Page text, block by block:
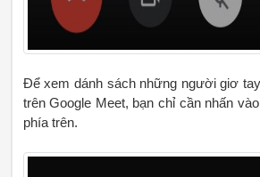
Để xem dánh sách những người giơ
trên Google Meet, bạn chỉ cần nhấn
phía trên.